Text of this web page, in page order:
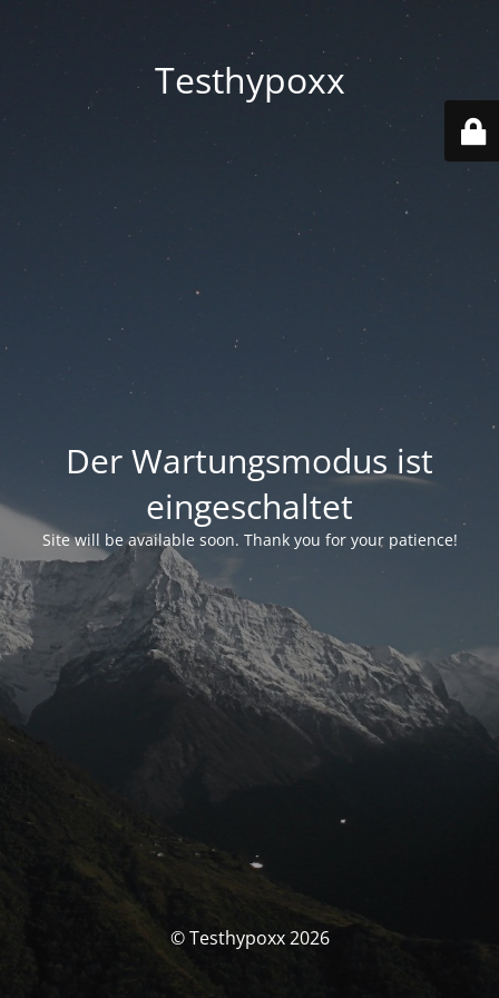
Testhypoxx
Der Wartungsmodus ist
eingeschaltet
Site will be available soon. Thank you for your patience!
© Testhypoxx 2026